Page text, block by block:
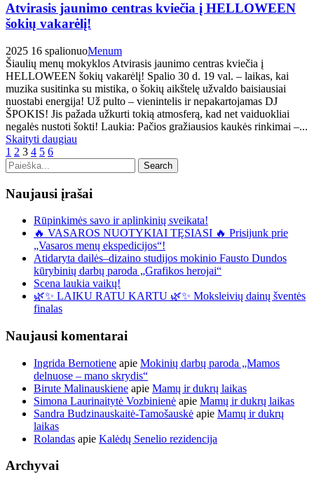
Atvirasis jaunimo centras kviečia į HELLOWEEN
šokių vakarėlį!
2025 16 spalionuoMenum
Šiaulių menų mokyklos Atvirasis jaunimo centras kviečia į
HELLOWEEN šokių vakarėlį! Spalio 30 d. 19 val. – laikas, kai
muzika susitinka su mistika, o šokių aikštelę užvaldo baisiausiai
nuostabi energija! Už pulto – vienintelis ir nepakartojamas DJ
ŠPOKIS! Jis pažada užkurti tokią atmosferą, kad net vaiduokliai
negalės nustoti šokti! Laukia: Pačios gražiausios kaukės rinkimai –...
Skaityti daugiau
1 2 3 4 5 6
Naujausi įrašai
Rūpinkimės savo ir aplinkinių sveikata!
🔥 VASAROS NUOTYKIAI TĘSIASI 🔥 Prisijunk prie
„Vasaros menų ekspedicijos“!
Atidaryta dailės–dizaino studijos mokinio Fausto Dundos
kūrybinių darbų paroda „Grafikos herojai“
Scena laukia vaikų!
🌿✨ LAIKU RATU KARTU 🌿✨ Moksleivių dainų šventės
finalas
Naujausi komentarai
Ingrida Bernotiene apie Mokinių darbų paroda „Mamos
delnuose – mano skrydis“
Birute Malinauskiene apie Mamų ir dukrų laikas
Simona Laurinaitytė Vozbinienė apie Mamų ir dukrų laikas
Sandra Budzinauskaitė-Tamošauskė apie Mamų ir dukrų
laikas
Rolandas apie Kalėdų Senelio rezidencija
Archyvai